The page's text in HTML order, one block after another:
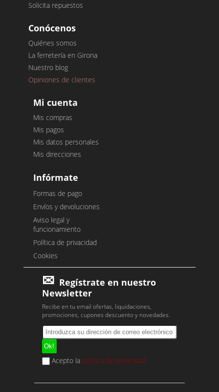
Solicita repuestos
Conócenos
Quiénes somos
La ferretería en Girona
Nuestro blog
Opiniones de clientes
Mi cuenta
Mis compras
Mis pagos
Mis datos personales
Mis direcciones
Infórmate
Formas de pago
Envíos y devoluciones
Aviso legal y
funcionamiento
Política de privacidad
Cookies
Regístrate en nuestro
Newsletter
Recibe en tu email ofertas, liquidaciones,
promociones, cupones descuento y novedades.
Acepto la política de privacidad